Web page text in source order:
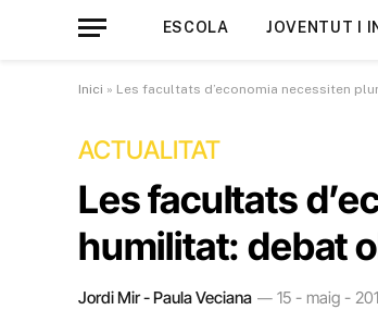
ESCOLA JOVENTUT I
Inici » Les facultats d’economia necessiten
ACTUALITAT
Les facultats
humilitat: debat
Jordi Mir - Paula Veciana 15 - maig -